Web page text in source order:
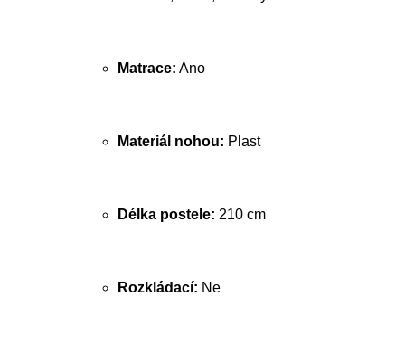
Matrace: Ano
Materiál nohou: Plast
Délka postele: 210 cm
Rozkládací: Ne